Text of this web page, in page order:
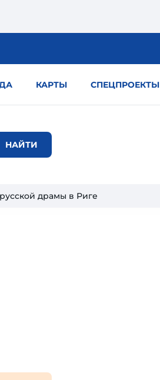
КАРТЫ СПЕЦПРОЕКТЫ
драмы в Риге